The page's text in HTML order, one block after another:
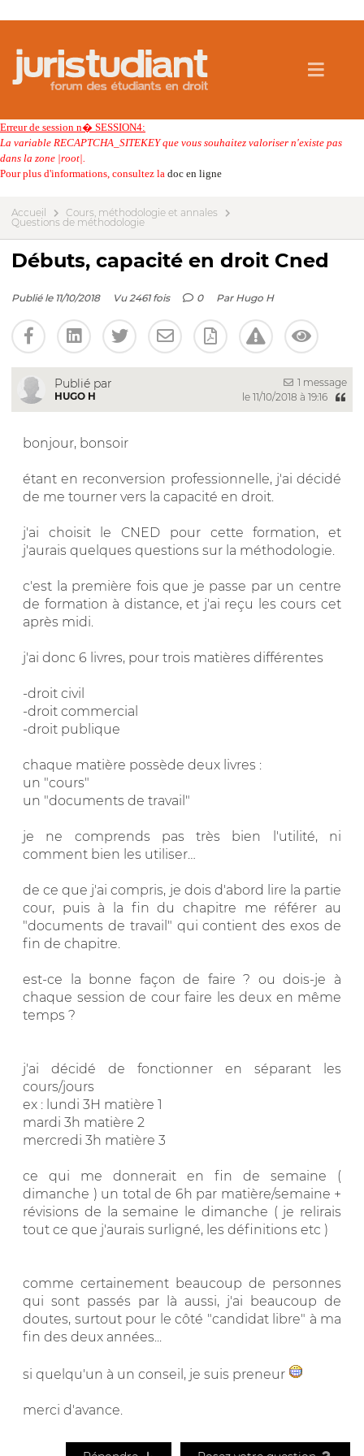
Erreur de session n� SESSION4:
La variable RECAPTCHA_SITEKEY que vous souhaitez valoriser n'existe pas
dans la zone |root|.
Pour plus d'informations, consultez la doc en ligne
Accueil
Cours, méthodologie et annales
Questions de méthodologie
Débuts, capacité en droit Cned
Publié le 11/10/2018 Vu 2461 fois 0 Par Hugo H
Publié par
HUGO H
1 message
le 11/10/2018 à 19:16
bonjour, bonsoir
étant en reconversion professionnelle, j'ai décidé
de me tourner vers la capacité en droit.
j'ai choisit le CNED pour cette formation, et
j'aurais quelques questions sur la méthodologie.
c'est la première fois que je passe par un centre
de formation à distance, et j'ai reçu les cours cet
après midi.
j'ai donc 6 livres, pour trois matières différentes
-droit civil
-droit commercial
-droit publique
chaque matière possède deux livres :
un "cours"
un "documents de travail"
je ne comprends pas très bien l'utilité, ni
comment bien les utiliser…
de ce que j'ai compris, je dois d'abord lire la partie
cour, puis à la fin du chapitre me référer au
"documents de travail" qui contient des exos de
fin de chapitre.
est-ce la bonne façon de faire ? ou dois-je à
chaque session de cour faire les deux en même
temps ?
j'ai décidé de fonctionner en séparant les
cours/jours
ex : lundi 3H matière 1
mardi 3h matière 2
mercredi 3h matière 3
ce qui me donnerait en fin de semaine (
dimanche ) un total de 6h par matière/semaine +
révisions de la semaine le dimanche ( je relirais
tout ce que j'aurais surligné, les définitions etc )
comme certainement beaucoup de personnes
qui sont passés par là aussi, j'ai beaucoup de
doutes, surtout pour le côté "candidat libre" à ma
fin des deux années...
si quelqu'un à un conseil, je suis preneur
merci d'avance.